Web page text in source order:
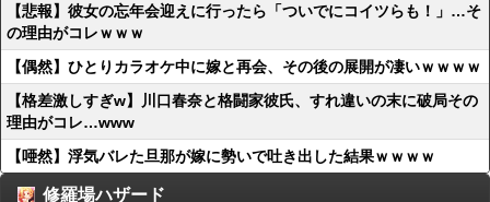
【悲報】彼女の忘年会迎えに行ったら「ついでにコイツらも！」…そ
の理由がコレｗｗｗ
【偶然】ひとりカラオケ中に嫁と再会、その後の展開が凄いｗｗｗｗ
【格差激しすぎw】川口春奈と格闘家彼氏、すれ違いの末に破局その
理由がコレ…www
【唖然】浮気バレた旦那が嫁に勢いで吐き出した結果ｗｗｗｗ
修羅場ハザード